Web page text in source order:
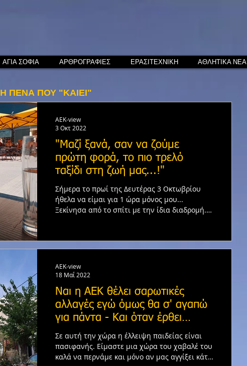
ΑΓΙΑ ΣΟΦΙΑ ΑΡΘΡΟΓΡΑΦΙΕΣ ΕΡΑΣΙΤΕΧΝΙΚΗ ΑΘΛΗΤΙΚΑ ΝΕΑ
"Μαζί ξανά, σαν να ζούμε
πρώτη φορά, το πιο τρελό
ταξίδι στη ζωή μας...!"
Σήμερα το πρωί της Δευτέρας 3 Οκτωβρίου
ήθελα να είμαι για 1 ώρα μόνος μου...
Ξεκίνησα από το σπίτι με την ίδια διαδρομή...
AEK-view
3 Οκτ 2022
Ναι η ΑΕΚ θέλει σαρωτικές
αλλαγές εγώ όμως θα σ' αγαπώ
για πάντα - Και όταν έρθει
εκείνη η στιγμή...
Σε αυτή την χώρα η έλλειψη παιδείας είναι
πασιφανής. Είμαστε μια χώρα του χαβαλέ του
καλά να περνάμε και μόνο αν μας αγγίξει κάτι
AEK-view
18 Μαΐ 2022
Η ΠΕΝΑ ΠΟΥ "ΚΑΙΕΙ"